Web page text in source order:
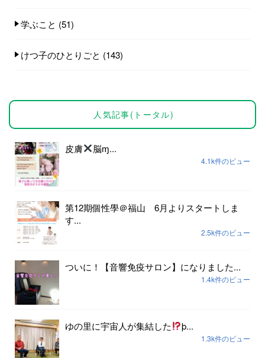
学ぶこと (51)
けつ子のひとりごと (143)
人気記事(トータル)
皮膚 脳ɱ...
4.1k件のビュー
第12期個性學＠福山 6月よりスタートしま
す...
2.5k件のビュー
ついに！【音響免疫サロン】になりました...
1.4k件のビュー
ゆの里に宇宙人が集結した þ...
1.3k件のビュー